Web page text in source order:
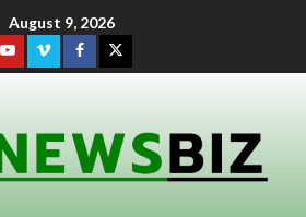
August 9, 2026